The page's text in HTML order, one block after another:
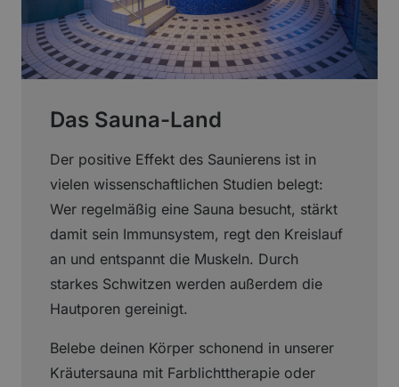
Das Sauna-Land
Der positive Effekt des Saunierens ist in
vielen wissenschaftlichen Studien belegt:
Wer regelmäßig eine Sauna besucht, stärkt
damit sein Immunsystem, regt den Kreislauf
an und entspannt die Muskeln. Durch
starkes Schwitzen werden außerdem die
Hautporen gereinigt.
Belebe deinen Körper schonend in unserer
Kräutersauna mit Farblichttherapie oder